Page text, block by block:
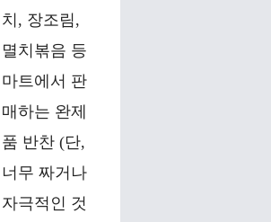
치, 장조림,
멸치볶음 등
마트에서 판
매하는 완제
품 반찬 (단,
너무 짜거나
자극적인 것